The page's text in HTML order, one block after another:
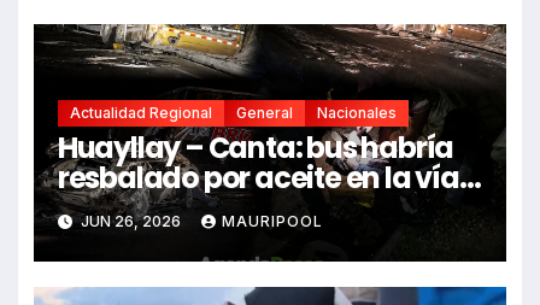
Actualidad Regional General Nacionales
Huayllay – Canta: bus habría
resbalado por aceite en la vía e
impactó auto siniestrado
dejando dos fallecidos
JUN 26, 2026 MAURIPOOL